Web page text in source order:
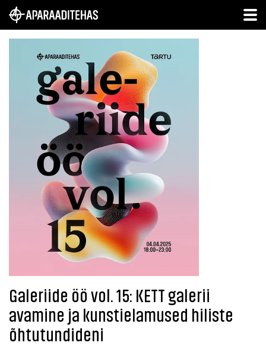
Galeriide öö vol. 15: KETT galerii
avamine ja kunstielamused hiliste
õhtutundideni